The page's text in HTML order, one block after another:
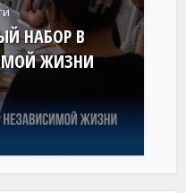
НАБОР В
ЖИЗНИ